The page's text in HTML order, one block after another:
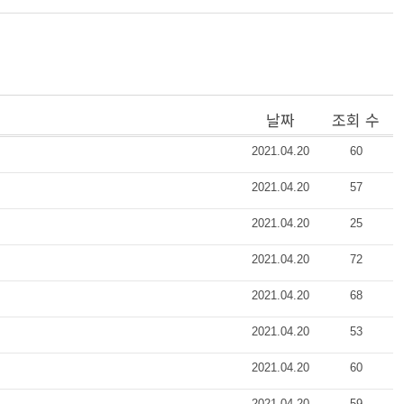
날짜 조회 수
2021.04.20 60
2021.04.20 57
2021.04.20 25
2021.04.20 72
2021.04.20 68
2021.04.20 53
2021.04.20 60